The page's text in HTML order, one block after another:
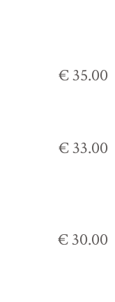
€ 35.00
€ 33.00
€ 30.00